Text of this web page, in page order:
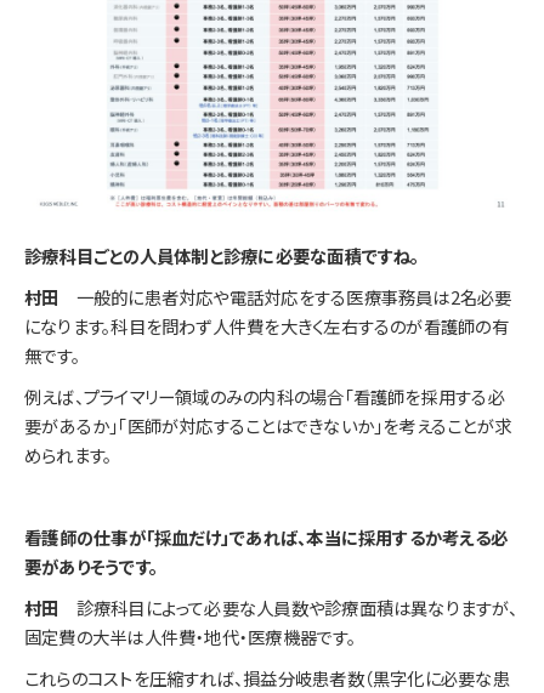
――診療科目ごとの人員体制と診療に必要な面積ですね。
村田 一般的に患者対応や電話対応をする医療事務員は2名必要
になります。科目を問わず人件費を大きく左右するのが看護師の有
無です。
例えば、プライマリー領域のみの内科の場合「看護師を採用する必
要があるか」「医師が対応することはできないか」を考えることが求
められます。
――看護師の仕事が「採血だけ」であれば、本当に採用するか考える必
要がありそうです。
村田 診療科目によって必要な人員数や診療面積は異なりますが、
固定費の大半は人件費・地代・医療機器です。
これらのコストを圧縮すれば、損益分岐患者数（黒字化に必要な患